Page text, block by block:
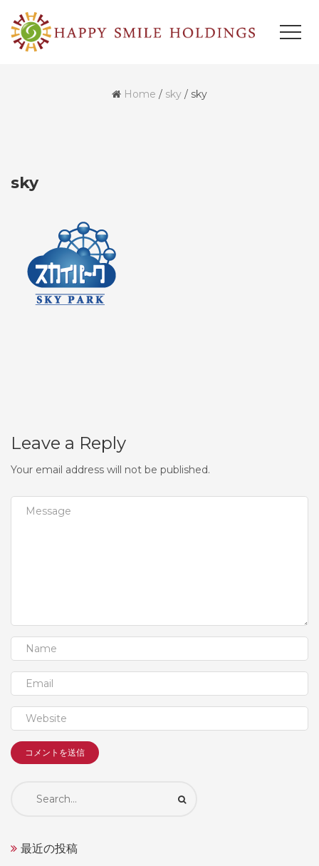
Home / sky / sky
sky
Leave a Reply
Your email address will not be published.
Search
最近の投稿